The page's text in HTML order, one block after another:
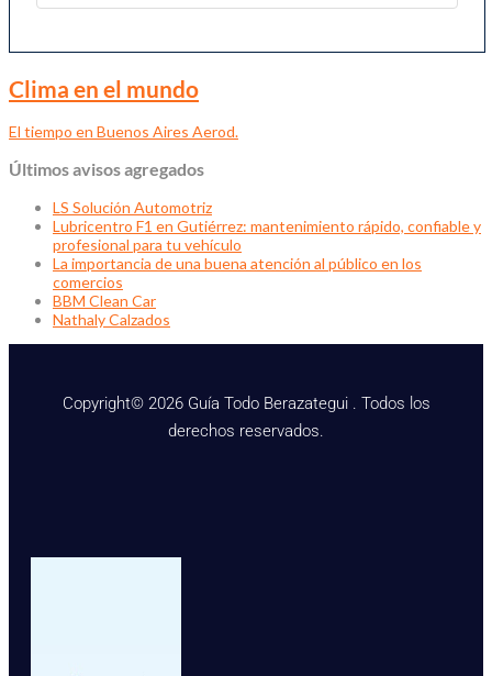
Clima en el mundo
El tiempo en Buenos Aires Aerod.
Últimos avisos agregados
LS Solución Automotriz
Lubricentro F1 en Gutiérrez: mantenimiento rápido, confiable y
profesional para tu vehículo
La importancia de una buena atención al público en los
comercios
BBM Clean Car
Nathaly Calzados
Copyright© 2026 Guía Todo Berazategui . Todos los
derechos reservados.